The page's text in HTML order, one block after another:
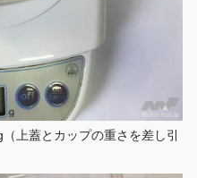
上蓋とカップの重さを差し引